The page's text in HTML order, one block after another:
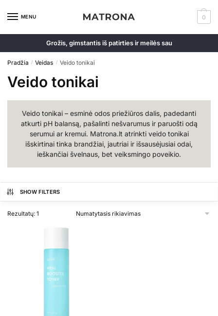
MENU 0
Grožis, gimstantis iš patirties ir meilės sau
Pradžia / Veidas / Veido tonikai
Veido tonikai
Veido tonikai – esminė odos priežiūros dalis, padedanti
atkurti pH balansą, pašalinti nešvarumus ir paruošti odą
serumui ar kremui. Matrona.lt atrinkti veido tonikai
išskirtinai tinka brandžiai, jautriai ir išsausėjusiai odai,
ieškančiai švelnaus, bet veiksmingo poveikio.
SHOW FILTERS
Rezultatų: 1